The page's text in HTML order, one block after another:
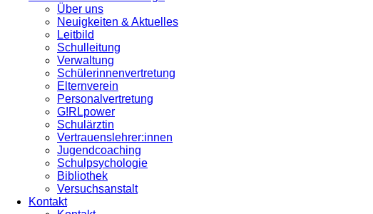
Über uns
Neuigkeiten & Aktuelles
Leitbild
Schulleitung
Verwaltung
Schülerinnenvertretung
Elternverein
Personalvertretung
G!RLpower
Schulärztin
Vertrauenslehrer:innen
Jugendcoaching
Schulpsychologie
Bibliothek
Versuchsanstalt
Kontakt